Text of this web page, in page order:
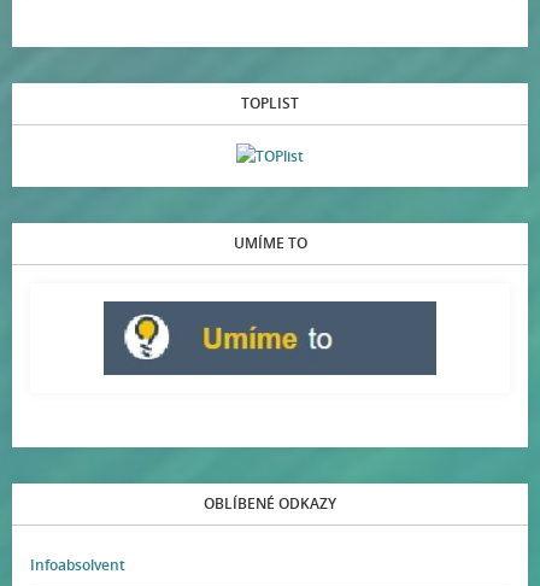
TOPLIST
UMÍME TO
OBLÍBENÉ ODKAZY
Infoabsolvent